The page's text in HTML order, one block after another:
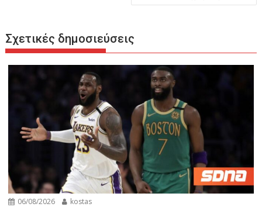
Σχετικές δημοσιεύσεις
06/08/2026 kostas